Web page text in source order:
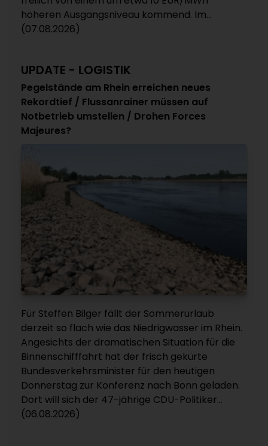
höheren Ausgangsniveau kommend. Im...
(07.08.2026)
UPDATE - LOGISTIK
Pegelstände am Rhein erreichen neues
Rekordtief / Flussanrainer müssen auf
Notbetrieb umstellen / Drohen Forces
Majeures?
Für Steffen Bilger fällt der Sommerurlaub
derzeit so flach wie das Niedrigwasser im Rhein.
Angesichts der dramatischen Situation für die
Binnenschifffahrt hat der frisch gekürte
Bundesverkehrsminister für den heutigen
Donnerstag zur Konferenz nach Bonn geladen.
Dort will sich der 47-jährige CDU-Politiker...
(06.08.2026)